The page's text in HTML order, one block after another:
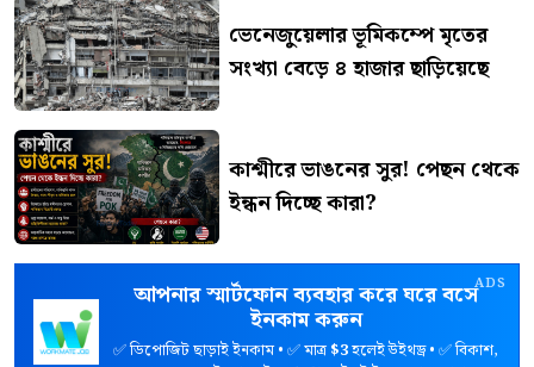
ভেনেজুয়েলার ভূমিকম্পে মৃতের
সংখ্যা বেড়ে ৪ হাজার ছাড়িয়েছে
কাশ্মীরে ভাঙনের সুর! পেছন থেকে
ইন্ধন দিচ্ছে কারা?
ADS
আপনার স্মার্টফোন ব্যবহার করে ঘরে বসে
ইনকাম করুন
✅ ডিপোজিট ছাড়াই ইনকাম • ✅ মাত্র$3হলেই উইথড্র • ✅ বিকাশ,